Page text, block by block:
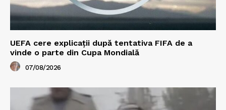
UEFA cere explicații după tentativa FIFA de a
vinde o parte din Cupa Mondială
07/08/2026